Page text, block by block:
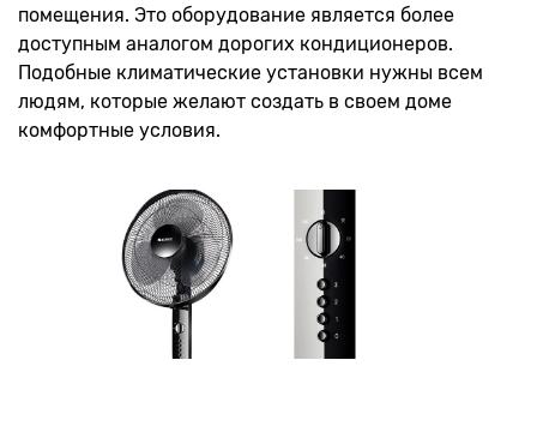
помещения. Это оборудование является более
доступным аналогом дорогих кондиционеров.
Подобные климатические установки нужны всем
людям, которые желают создать в своем доме
комфортные условия.